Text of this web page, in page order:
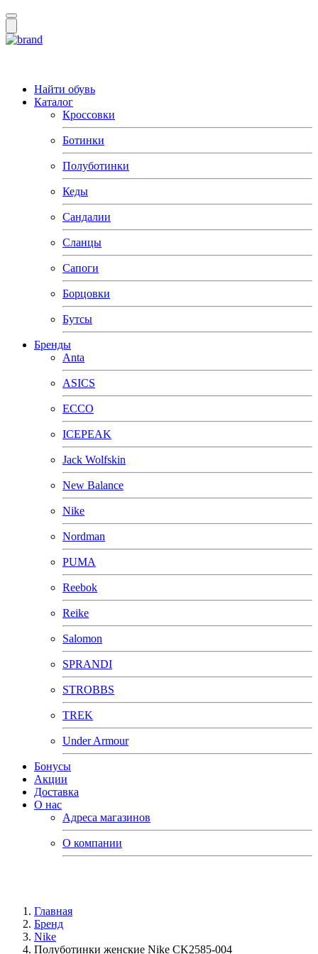
Найти обувь
Каталог
Кроссовки
Ботинки
Полуботинки
Кеды
Сандалии
Сланцы
Сапоги
Борцовки
Бутсы
Бренды
Anta
ASICS
ECCO
ICEPEAK
Jack Wolfskin
New Balance
Nike
Nordman
PUMA
Reebok
Reike
Salomon
SPRANDI
STROBBS
TREK
Under Armour
Бонусы
Акции
Доставка
О нас
Адреса магазинов
О компании
Главная
Бренд
Nike
Полуботинки женские Nike CK2585-004